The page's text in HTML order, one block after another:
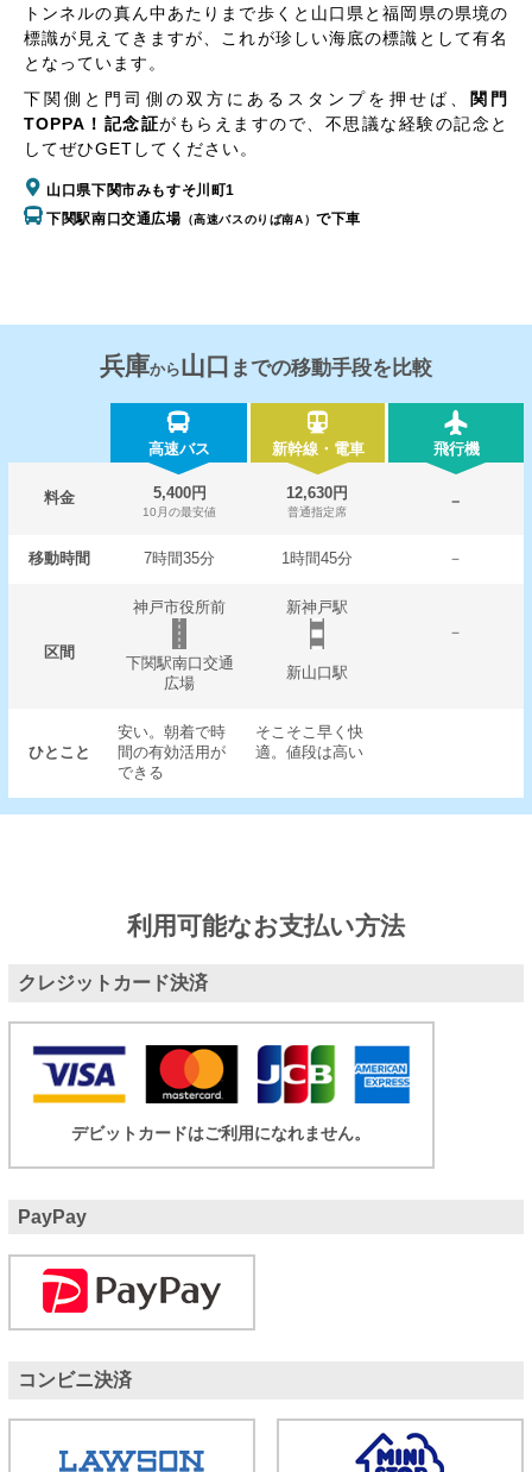
トンネルの真ん中あたりまで歩くと山口県と福岡県の県境の
標識が見えてきますが、これが珍しい海底の標識として有名
となっています。
下関側と門司側の双方にあるスタンプを押せば、
関門
TOPPA！記念証がもらえますので、不思議な経験の記念と
してぜひGETしてください。
山口県下関市みもすそ川町1
下関駅南口交通広場 （高速バスのりば南A）で下車
兵庫から山口 までの移動手段を比較
高速バス 新幹線・電車 飛行機
料金 5,400円
10月の最安値
12,630円
普通指定席
－
移動時間 7時間35分 1時間45分 －
区間
神戸市役所前
新神戸駅
－
下関駅南口交通
広場
新山口駅
ひとこと
安い。朝着で時
間の有効活用が
できる
そこそこ早く快
適。値段は高い
利用可能なお支払い方法
クレジットカード決済
デビットカードはご利用になれません。
PayPay
コンビニ決済